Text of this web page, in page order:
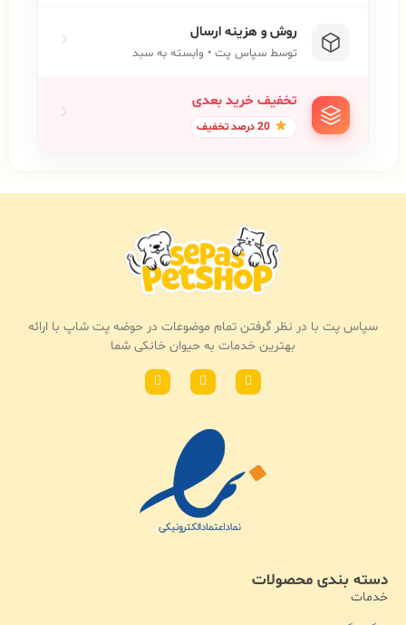
روش و هزینه ارسال
توسط سپاس پت • وابسته به سبد
تخفیف خرید بعدی
20 درصد تخفیف
دسته بندی محصولات
خدمات
سپاس پت با در نظر گرفتن تمام موضوعات در حوضه پت شاپ با ارائه
بهترین خدمات به حیوان خانکی شما